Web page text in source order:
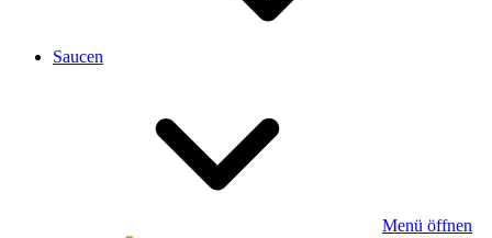
Saucen
Menü öffnen